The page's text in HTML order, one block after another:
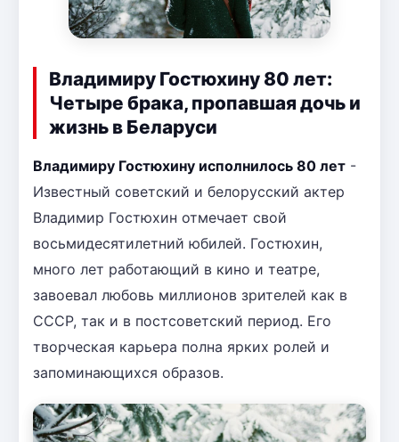
Владимиру Гостюхину 80 лет:
Четыре брака, пропавшая дочь и
жизнь в Беларуси
Владимиру Гостюхину исполнилось 80 лет -
Известный советский и белорусский актер
Владимир Гостюхин отмечает свой
восьмидесятилетний юбилей. Гостюхин,
много лет работающий в кино и театре,
завоевал любовь миллионов зрителей как в
СССР, так и в постсоветский период. Его
творческая карьера полна ярких ролей и
запоминающихся образов.